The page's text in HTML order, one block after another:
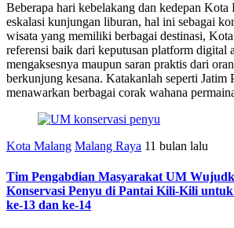
Beberapa hari kebelakang dan kedepan Kota
eskalasi kunjungan liburan, hal ini sebagai
wisata yang memiliki berbagai destinasi,
referensi baik dari keputusan platform digital
mengaksesnya maupun saran praktis dari
berkunjung kesana. Katakanlah seperti Jatim
menawarkan berbagai corak wahana
Kota Malang Malang Raya 11 bulan lalu
Tim Pengabdian Masyarakat UM
Konservasi Penyu di Pantai Kili-Kili
ke-13 dan ke-14